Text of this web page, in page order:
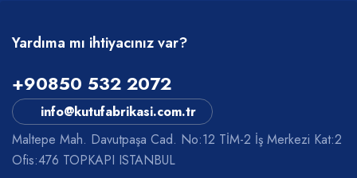
Yardıma mı ihtiyacınız var?
+90850 532 2072
info@kutufabrikasi.com.tr
Maltepe Mah. Davutpaşa Cad. No:12 TİM-2 İş Merkezi Kat:2
Ofis:476 TOPKAPI ISTANBUL